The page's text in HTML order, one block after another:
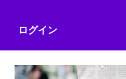
ログイン